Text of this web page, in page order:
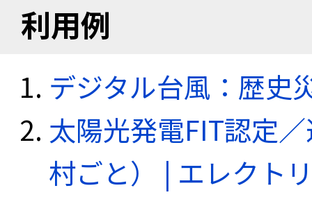
利用例
デジタル台風：歴史
太陽光発電FIT認定
村ごと） | エレクト